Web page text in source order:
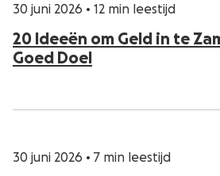
30 juni 2026 • 12 min leestijd
20 Ideeën om Geld in te
Goed Doel
30 juni 2026 • 7 min leestijd